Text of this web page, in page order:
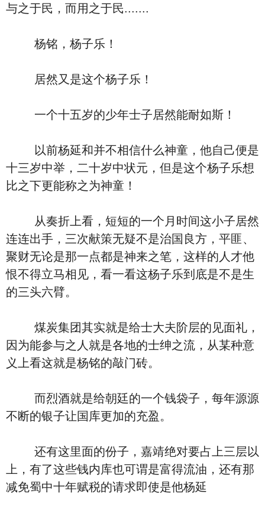
与之于民，而用之于民.......
杨铭，杨子乐！
居然又是这个杨子乐！
一个十五岁的少年士子居然能耐如斯！
以前杨延和并不相信什么神童，他自己便是
十三岁中举，二十岁中状元，但是这个杨子乐想
比之下更能称之为神童！
从奏折上看，短短的一个月时间这小子居然
连连出手，三次献策无疑不是治国良方，平匪、
聚财无论是那一点都是神来之笔，这样的人才他
恨不得立马相见，看一看这杨子乐到底是不是生
的三头六臂。
煤炭集团其实就是给士大夫阶层的见面礼，
因为能参与之人就是各地的士绅之流，从某种意
义上看这就是杨铭的敲门砖。
而烈酒就是给朝廷的一个钱袋子，每年源源
不断的银子让国库更加的充盈。
还有这里面的份子，嘉靖绝对要占上三层以
上，有了这些钱内库也可谓是富得流油，还有那
减免蜀中十年赋税的请求即使是他杨延